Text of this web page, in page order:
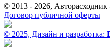
© 2013 - 2026,
Договор публичной оферты
© 2025, Дизайн и разработка: